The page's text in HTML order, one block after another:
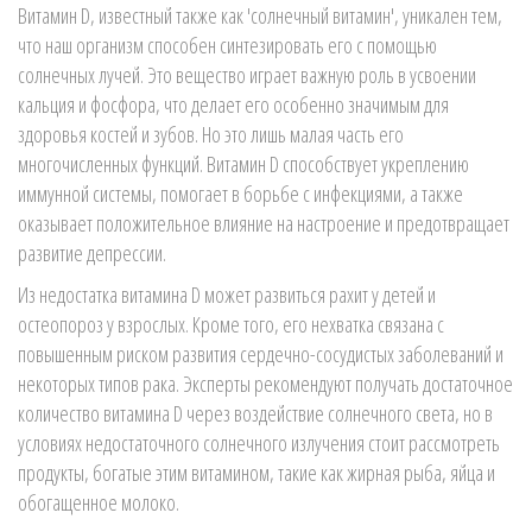
Витамин D, известный также как 'солнечный витамин', уникален тем,
что наш организм способен синтезировать его с помощью
солнечных лучей. Это вещество играет важную роль в усвоении
кальция и фосфора, что делает его особенно значимым для
здоровья костей и зубов. Но это лишь малая часть его
многочисленных функций. Витамин D способствует укреплению
иммунной системы, помогает в борьбе с инфекциями, а также
оказывает положительное влияние на настроение и предотвращает
развитие депрессии.
Из недостатка витамина D может развиться рахит у детей и
остеопороз у взрослых. Кроме того, его нехватка связана с
повышенным риском развития сердечно-сосудистых заболеваний и
некоторых типов рака. Эксперты рекомендуют получать достаточное
количество витамина D через воздействие солнечного света, но в
условиях недостаточного солнечного излучения стоит рассмотреть
продукты, богатые этим витамином, такие как жирная рыба, яйца и
обогащенное молоко.